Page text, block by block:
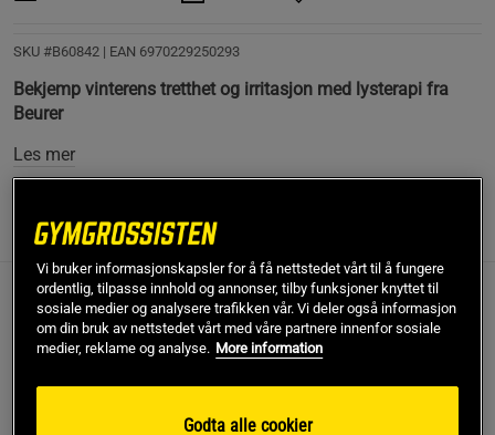
SKU #B60842 | EAN 6970229250293
Bekjemp vinterens tretthet og irritasjon med lysterapi fra
Beurer
Les mer
Informasjon Anmeldelser
Beurer TL 85 er en lysterapilampe som tilbyr velværelys for
både kropp og sjel. Den er spesielt designet for å
kompensere for mangelen på naturlig dagslys i de mørke
Vi bruker informasjonskapsler for å få nettstedet vårt til å fungere
ordentlig, tilpasse innhold og annonser, tilby funksjoner knyttet til
sosiale medier og analysere trafikken vår. Vi deler også informasjon
om din bruk av nettstedet vårt med våre partnere innenfor sosiale
medier, reklame og analyse. More information
Godta alle cookier